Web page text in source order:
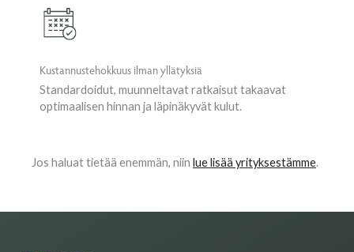
Kustannustehokkuus ilman yllätyksiä
Standardoidut, muunneltavat ratkaisut takaavat
optimaalisen hinnan ja läpinäkyvät kulut.
Jos haluat tietää enemmän, niin lue lisää yrityksestämme.